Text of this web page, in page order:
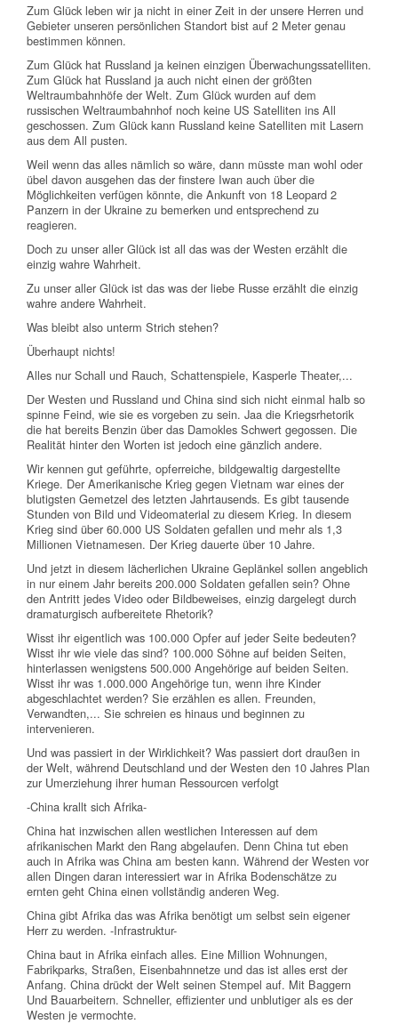
Zum Glück leben wir ja nicht in einer Zeit in der unsere Herren und
Gebieter unseren persönlichen Standort bist auf 2 Meter genau
bestimmen können.
Zum Glück hat Russland ja keinen einzigen Überwachungssatelliten.
Zum Glück hat Russland ja auch nicht einen der größten
Weltraumbahnhöfe der Welt. Zum Glück wurden auf dem
russischen Weltraumbahnhof noch keine US Satelliten ins All
geschossen. Zum Glück kann Russland keine Satelliten mit Lasern
aus dem All pusten.
Weil wenn das alles nämlich so wäre, dann müsste man wohl oder
übel davon ausgehen das der finstere Iwan auch über die
Möglichkeiten verfügen könnte, die Ankunft von 18 Leopard 2
Panzern in der Ukraine zu bemerken und entsprechend zu
reagieren.
Doch zu unser aller Glück ist all das was der Westen erzählt die
einzig wahre Wahrheit.
Zu unser aller Glück ist das was der liebe Russe erzählt die einzig
wahre andere Wahrheit.
Was bleibt also unterm Strich stehen?
Überhaupt nichts!
Alles nur Schall und Rauch, Schattenspiele, Kasperle Theater,...
Der Westen und Russland und China sind sich nicht einmal halb so
spinne Feind, wie sie es vorgeben zu sein. Jaa die Kriegsrhetorik
die hat bereits Benzin über das Damokles Schwert gegossen. Die
Realität hinter den Worten ist jedoch eine gänzlich andere.
Wir kennen gut geführte, opferreiche, bildgewaltig dargestellte
Kriege. Der Amerikanische Krieg gegen Vietnam war eines der
blutigsten Gemetzel des letzten Jahrtausends. Es gibt tausende
Stunden von Bild und Videomaterial zu diesem Krieg. In diesem
Krieg sind über 60.000 US Soldaten gefallen und mehr als 1,3
Millionen Vietnamesen. Der Krieg dauerte über 10 Jahre.
Und jetzt in diesem lächerlichen Ukraine Geplänkel sollen angeblich
in nur einem Jahr bereits 200.000 Soldaten gefallen sein? Ohne
den Antritt jedes Video oder Bildbeweises, einzig dargelegt durch
dramaturgisch aufbereitete Rhetorik?
Wisst ihr eigentlich was 100.000 Opfer auf jeder Seite bedeuten?
Wisst ihr wie viele das sind? 100.000 Söhne auf beiden Seiten,
hinterlassen wenigstens 500.000 Angehörige auf beiden Seiten.
Wisst ihr was 1.000.000 Angehörige tun, wenn ihre Kinder
abgeschlachtet werden? Sie erzählen es allen. Freunden,
Verwandten,... Sie schreien es hinaus und beginnen zu
intervenieren.
Und was passiert in der Wirklichkeit? Was passiert dort draußen in
der Welt, während Deutschland und der Westen den 10 Jahres Plan
zur Umerziehung ihrer human Ressourcen verfolgt
-China krallt sich Afrika-
China hat inzwischen allen westlichen Interessen auf dem
afrikanischen Markt den Rang abgelaufen. Denn China tut eben
auch in Afrika was China am besten kann. Während der Westen vor
allen Dingen daran interessiert war in Afrika Bodenschätze zu
ernten geht China einen vollständig anderen Weg.
China gibt Afrika das was Afrika benötigt um selbst sein eigener
Herr zu werden. -Infrastruktur-
China baut in Afrika einfach alles. Eine Million Wohnungen,
Fabrikparks, Straßen, Eisenbahnnetze und das ist alles erst der
Anfang. China drückt der Welt seinen Stempel auf. Mit Baggern
Und Bauarbeitern. Schneller, effizienter und unblutiger als es der
Westen je vermochte.